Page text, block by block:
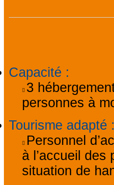
Capacité :
3
personnes à
Tourisme adapté :
Personnel
à l’accueil des
situation de